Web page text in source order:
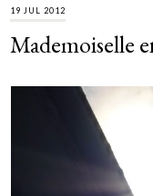
19 JUL 2012
Mademoiselle